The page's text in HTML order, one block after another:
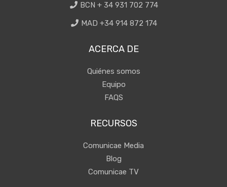
BCN + 34 931 702 774
MAD +34 914 872 174
ACERCA DE
Quiénes somos
Equipo
FAQS
RECURSOS
Comunicae Media
Blog
Comunicae TV